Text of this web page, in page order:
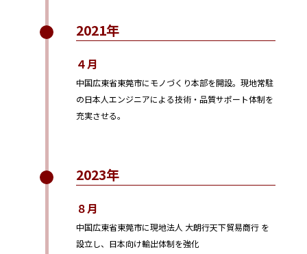
2021年
４月
中国広東省東莞市にモノづくり本部を開設。現地常駐
の日本人エンジニアによる技術・品質サポート体制を
充実させる。
2023年
８月
中国広東省東莞市に現地法人 大朗行天下貿易商行 を
設立し、日本向け輸出体制を強化